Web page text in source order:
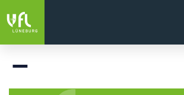
–